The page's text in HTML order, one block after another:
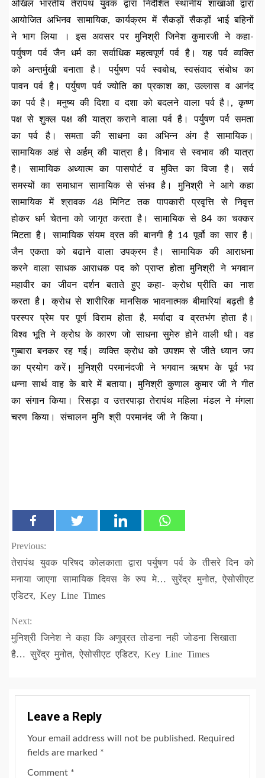
अखिल भारतीय तेरापंथ युवक द्वारा निर्देशित स्थानीय शाखाओं द्वारा
आयोजित अभिनव सामायिक, कार्यक्रम में सैकड़ों सैकड़ों भाई बहिनों
ने भाग लिया । इस अवसर पर मुनिश्री जिनेश कुमारजी ने कहा-
पर्युषण पर्व जैन धर्म का सर्वाधिक महत्वपूर्ण पर्व है। यह पर्व व्यक्ति
को अन्तर्मुखी बनाता है। पर्युषण पर्व स्वबोध, स्वसंवाद संबोध का
पावन पर्व है। पर्युषण पर्व ज्योति का प्रकाश का, उल्लास व आनंद
का पर्व है। मनुष्य की दिशा व दशा को बदलने वाला पर्व है।, कृष्ण
पक्ष से शुक्ल पक्ष की यात्रा कराने वाला पर्व है। पर्युषण पर्व समता
का पर्व है। समता की साधना का अभिन्न अंग है सामायिक।
सामायिक अहं से अर्हम् की यात्रा है। विभाव से स्वभाव की यात्रा
है। सामायिक अध्यात्म का पासपोर्ट व मुक्ति का विजा है। सर्व
समस्यों का समाधान सामायिक से संभव है। मुनिश्री ने आगे कहा
सामायिक में श्रावक 48 मिनिट तक पापकारी प्रवृत्ति से निवृत्त
होकर धर्म चेतना को जागृत करता है। सामायिक से 84 का चक्कर
मिटता है। सामायिक संयम व्रत की बानगी है 14 पूर्वो का सार है।
जैन एकता को बढाने वाला उपक्रम है। सामायिक की आराधना
करने वाला साधक आराधक पद को प्राप्त होता मुनिश्री ने भगवान
महावीर का जीवन दर्शन बताते हुए कहा- क्रोध प्रीति का नाश
करता है। क्रोध से शारीरिक मानसिक भावनात्मक बीमारियां बढ़ती है
परस्पर प्रेम पर पूर्ण विराम होता है, मर्यादा व व्रतभंग होता है।
विश्व भूति ने क्रोध के कारण जो साधना सुमेरु होने वाली थी। वह
गुब्बारा बनकर रह गई। व्यक्ति क्रोध को उपशम से जीते ध्यान जप
का प्रयोग करें। मुनिश्री परमानंदजी ने भगवान ऋषभ के पूर्व भव
धन्ना सार्थ वाह के बारे में बताया। मुनिश्री कुणाल कुमार जी ने गीत
का संगान किया। रिसड़ा व उत्तरपाड़ा तेरापंथ महिला मंडल ने मंगला
चरण किया। संचालन मुनि श्री परमानंद जी ने किया।
Continue
Reading
Previous:
तेरापंथ युवक परिषद कोलकाता द्वारा पर्युषण पर्व के तीसरे दिन को
मनाया जाएगा सामायिक दिवस के रुप मे… सुरेंद्र मुनोत, ऐसोसीएट
एडिटर, Key Line Times
Next:
मुनिश्री जिनेश ने कहा कि अणुव्रत तोडना नही जोडना सिखाता
है… सुरेंद्र मुनोत, ऐसोसीएट एडिटर, Key Line Times
Leave a Reply
Your email address will not be published. Required
fields are marked *
Comment *